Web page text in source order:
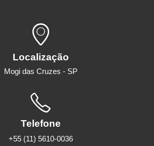
Localização
Mogi das Cruzes - SP
Telefone
+55 (11) 5610-0036